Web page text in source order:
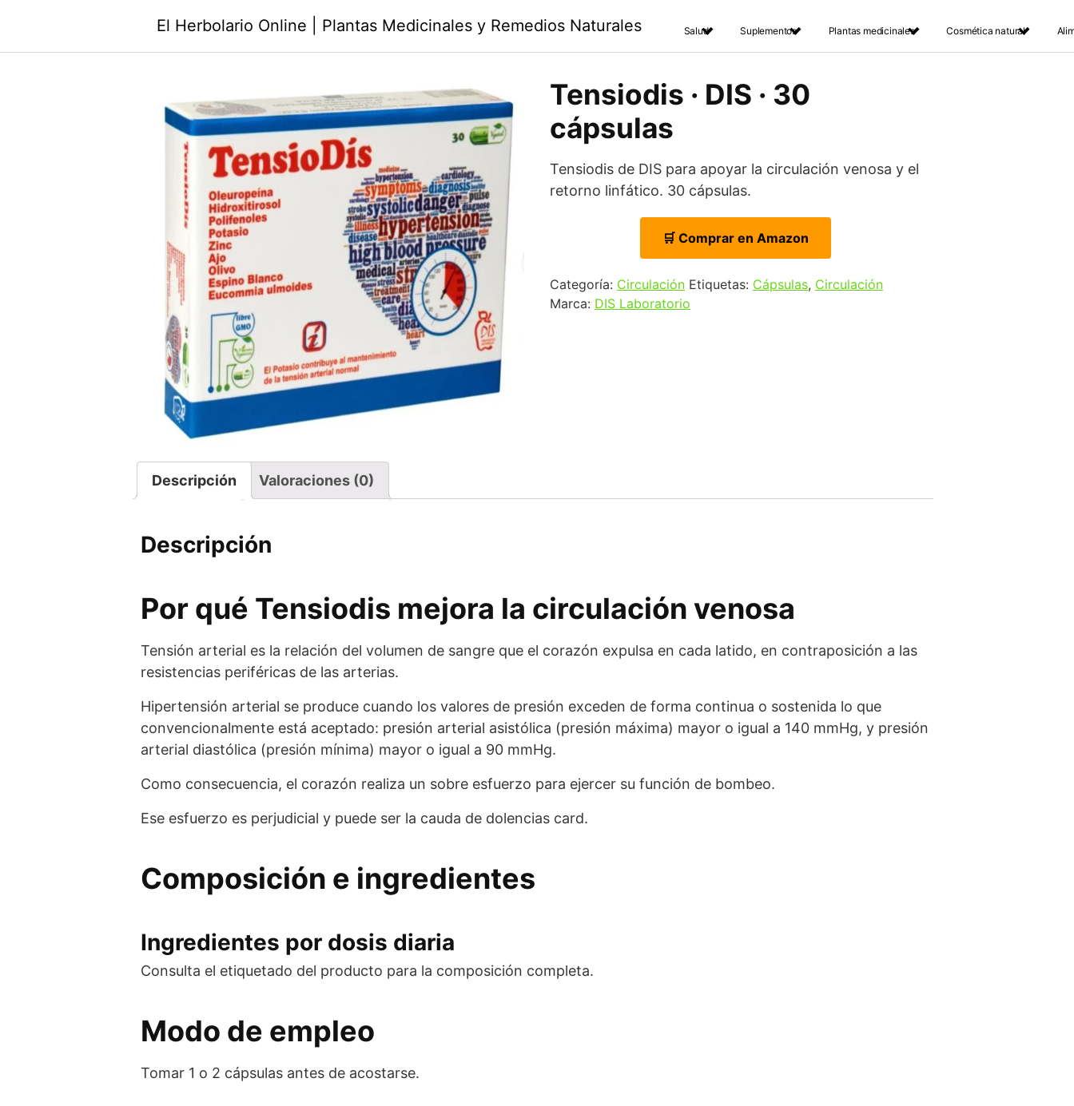
El Herbolario Online | Plantas Medicinales y Remedios Naturales Salud Suplementos Plantas medicinales Cosmética natural
Tensiodis · DIS · 30
cápsulas
Tensiodis de DIS para apoyar la circulación venosa y el
retorno linfático. 30 cápsulas.
🛒 Comprar en Amazon
Categoría: Circulación Etiquetas: Cápsulas, Circulación
Marca: DIS Laboratorio
Descripción Valoraciones (0)
Descripción
Por qué Tensiodis mejora la circulación venosa
Tensión arterial es la relación del volumen de sangre que el corazón expulsa en cada latido, en contraposición a las
resistencias periféricas de las arterias.
Hipertensión arterial se produce cuando los valores de presión exceden de forma continua o sostenida lo que
convencionalmente está aceptado: presión arterial asistólica (presión máxima) mayor o igual a 140 mmHg, y presión
arterial diastólica (presión mínima) mayor o igual a 90 mmHg.
Como consecuencia, el corazón realiza un sobre esfuerzo para ejercer su función de bombeo.
Ese esfuerzo es perjudicial y puede ser la cauda de dolencias card.
Composición e ingredientes
Ingredientes por dosis diaria
Consulta el etiquetado del producto para la composición completa.
Modo de empleo
Tomar 1 o 2 cápsulas antes de acostarse.